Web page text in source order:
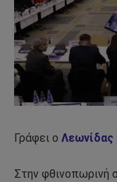
Γράφει ο Λεωνίδας
Στην φθινοπωρινή